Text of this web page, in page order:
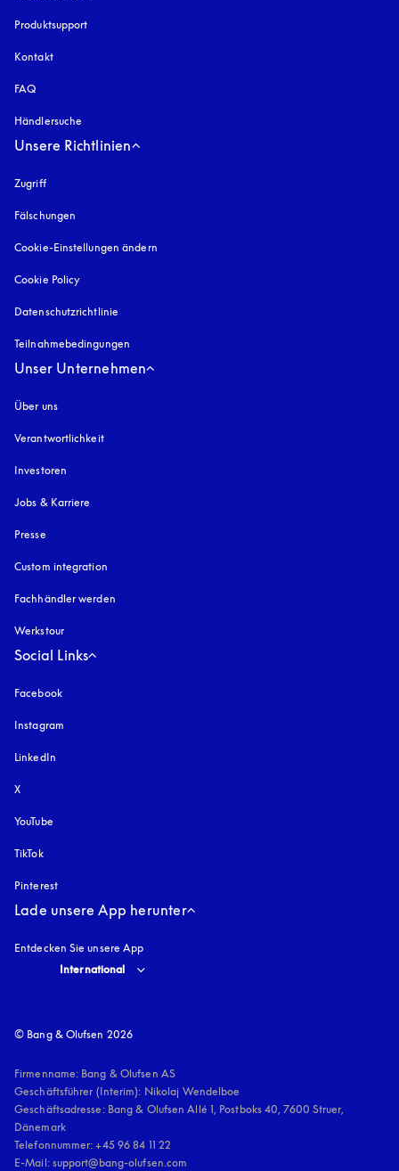
Produktsupport
Kontakt
FAQ
Händlersuche
Unsere Richtlinien
Zugrifföffnet sich in einem neuen Tab
Fälschungen
Cookie-Einstellungen ändern
Cookie Policy
Datenschutzrichtlinie
Teilnahmebedingungen
Unser Unternehmen
Über uns
Verantwortlichkeit
Investoren
Jobs & Karriere
Presse
Custom integration
Fachhändler werden
Werkstour
Social Links
Facebook
Instagram
LinkedIn
X
YouTube
TikTok
Pinterest
Lade unsere App herunter
Entdecken Sie unsere App
Select country and language
International
© Bang & Olufsen 2026
Firmenname: Bang & Olufsen AS
Geschäftsführer (Interim): Nikolaj Wendelboe
Geschäftsadresse: Bang & Olufsen Allé 1, Postboks 40, 7600 Struer,
Dänemark
Telefonnummer: +45 96 84 11 22
E-Mail: support@bang-olufsen.com